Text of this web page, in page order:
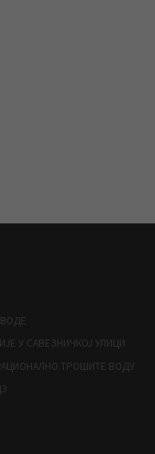
У САВЕЗНИЧКОЈ УЛИЦИ
ТРОШИТЕ ВОДУ